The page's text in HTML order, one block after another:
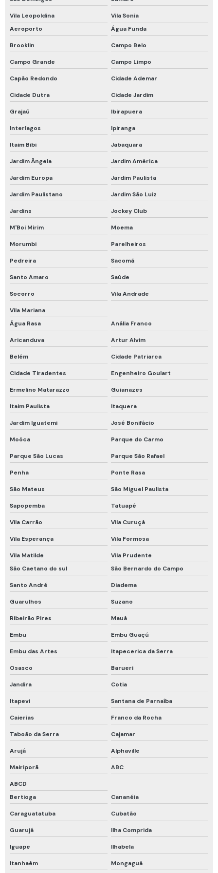
Proteção respiratória para espaço confinado
Proteção respiratória para fumos metálicos
Proteção respiratória para soldador
Recarga de cilindro de ar respirável
Respirador de fuga
Respirador de fuga com filtro
Respirador descartável epi
Respirador descartável pff2 vo carvão ativado
Respirador facial completo
Respirador facial inteira
Respirador motorizado drager
Respirador motorizado epi
Respirador semi facial com filtro químico
Respirador semi facial para vapores orgânicos
Roupa de proteção química
Roupa de proteção química nível a
Talabarte de segurança
Talabarte de segurança com absorvedor de energia
Teste hidrostático cilindro de ar respirável
Trava quedas retrátil
Trava quedas retrátil 10m
Trava quedas retrátil 6 metros
Vestimenta proteção química
Conjunto de respiração autônomo
Equipamento de medição de espaço confinado
Equipamento de ventilação para espaço confinado
Equipamentos de espaço confinado
Equipamentos de resgate espaço confinado
Equipamentos de segurança para espaço confinado
Roupa de bombeiro
Vestimenta de bombeiro
Cadastro de espaço confinado
Curso de detecção de gases
Curso de proteção respiratória
Curso programa de proteção respiratória
Detector fixo de gases
Empatamento de mangueiras
Inspeção em compressores de ar
Kit calibração com cilindro 4 gases
Vila Leopoldina
Vila Sonia
Aeroporto
Água Funda
Brooklin Campo Belo
Campo Grande Campo Limpo
Capão Redondo Cidade Ademar
Cidade Dutra Cidade Jardim
Grajaú Ibirapuera
Interlagos Ipiranga
Itaim Bibi Jabaquara
Jardim Ângela Jardim América
Jardim Europa Jardim Paulista
Jardim Paulistano Jardim São Luiz
Jardins Jockey Club
M'Boi Mirim Moema
Morumbi Parelheiros
Pedreira Sacomã
Santo Amaro Saúde
Socorro Vila Andrade
Vila Mariana
Água Rasa
Anália Franco
Aricanduva Artur Alvim
Belém Cidade Patriarca
Cidade Tiradentes Engenheiro Goulart
Ermelino Matarazzo Guianazes
Itaim Paulista Itaquera
Jardim Iguatemi José Bonifácio
Moóca Parque do Carmo
Parque São Lucas Parque São Rafael
Penha Ponte Rasa
São Mateus São Miguel Paulista
Sapopemba Tatuapé
Vila Carrão Vila Curuçá
Vila Esperança Vila Formosa
Vila Matilde
Vila Prudente
São Caetano do sul
São Bernardo do Campo
Santo André Diadema
Guarulhos Suzano
Ribeirão Pires Mauá
Embu Embu Guaçú
Embu das Artes Itapecerica da Serra
Osasco Barueri
Jandira Cotia
Itapevi Santana de Parnaíba
Caierias Franco da Rocha
Taboão da Serra Cajamar
Arujá Alphaville
Mairiporã ABC
ABCD
Bertioga
Cananéia
Caraguatatuba Cubatão
Guarujá Ilha Comprida
Iguape Ilhabela
Itanhaém Mongaguá